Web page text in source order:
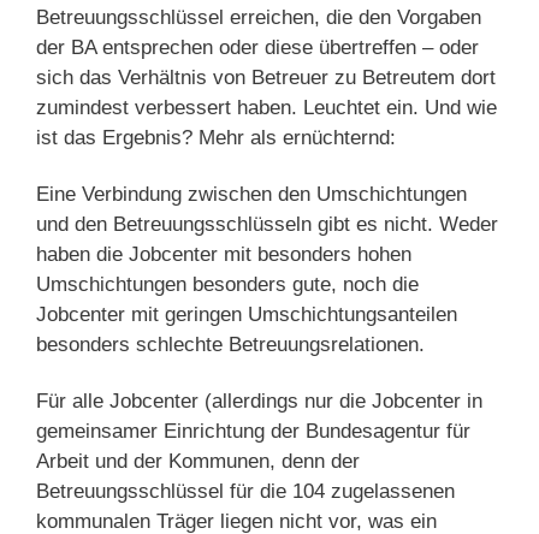
Betreuungsschlüssel erreichen, die den Vorgaben
der BA entsprechen oder diese übertreffen – oder
sich das Verhältnis von Betreuer zu Betreutem dort
zumindest verbessert haben. Leuchtet ein. Und wie
ist das Ergebnis? Mehr als ernüchternd:
Eine Verbindung zwischen den Umschichtungen
und den Betreuungsschlüsseln gibt es nicht. Weder
haben die Jobcenter mit besonders hohen
Umschichtungen besonders gute, noch die
Jobcenter mit geringen Umschichtungsanteilen
besonders schlechte Betreuungsrelationen.
Für alle Jobcenter (allerdings nur die Jobcenter in
gemeinsamer Einrichtung der Bundesagentur für
Arbeit und der Kommunen, denn der
Betreuungsschlüssel für die 104 zugelassenen
kommunalen Träger liegen nicht vor, was ein